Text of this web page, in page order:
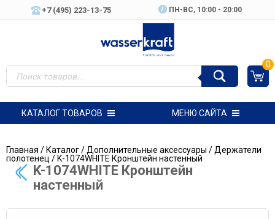
+7 (495) 223-13-75 ПН-ВC, 10:00 - 20:00
0
КАТАЛОГ ТОВАРОВ МЕНЮ САЙТА
Главная /Каталог/ Дополнительные аксессуары / Держатели
полотенец / K-1074WHITE Кронштейн настенный
K-1074WHITE Кронштейн
настенный